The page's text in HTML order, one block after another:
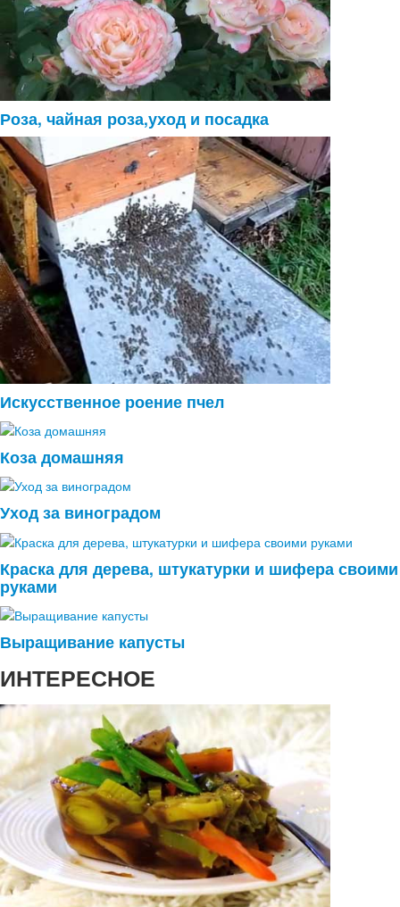
Роза, чайная роза,уход и посадка
Искусственное роение пчел
Коза домашняя
Уход за виноградом
Краска для дерева, штукатурки и шифера своими
руками
Выращивание капусты
ИНТЕРЕСНОЕ